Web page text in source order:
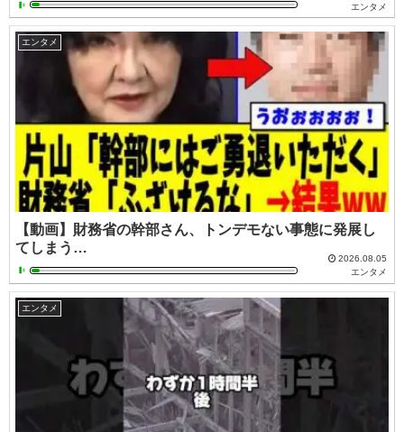
エンタメ
エンタメ
【動画】財務省の幹部さん、トンデモない事態に発展し
てしまう…
2026.08.05
エンタメ
エンタメ